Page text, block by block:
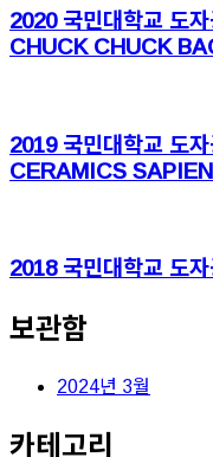
2020 국민대학교 도
CHUCK CHUCK
2019 국민대학교 도
CERAMICS
2018 국민대학교 도
보관함
2024년 3월
카테고리